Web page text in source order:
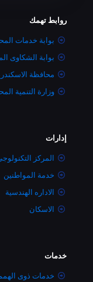
روابط تهمك
بوابة خدمات
بوابة الشكاوى
محافظة
وزارة التنمية
إدارات
المركز
خدمة المواطنين
الاداره الهندسية
الاسكان
خدمات
خدمات ذوى